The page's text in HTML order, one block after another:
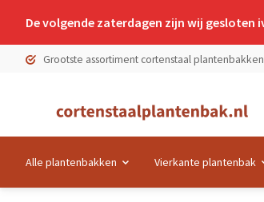
De volgende zaterdagen zijn wij gesloten
Grootste assortiment cortenstaal plantenbakken
Alle plantenbakken Vierkante plantenbak